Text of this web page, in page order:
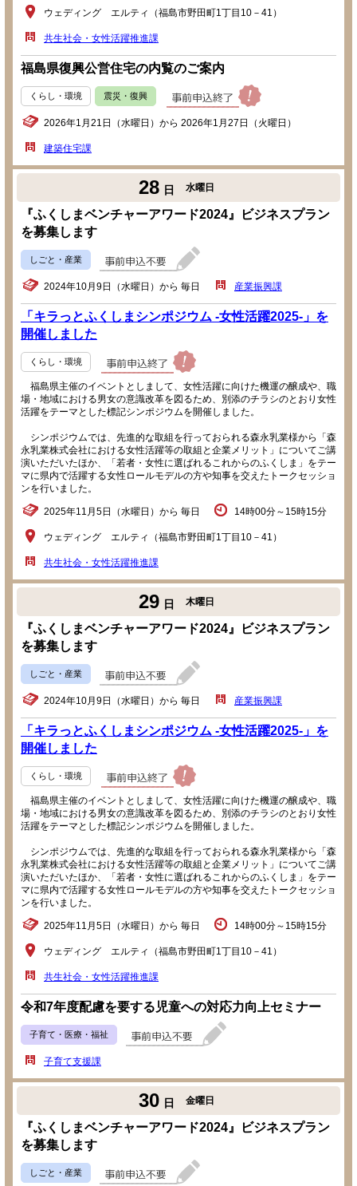
ウェディング エルティ（福島市野田町1丁目10－41）
共生社会・女性活躍推進課
福島県復興公営住宅の内覧のご案内
くらし・環境 震災・復興
2026年1月21日（水曜日）から 2026年1月27日（火曜日）
建築住宅課
28 日 水曜日
『ふくしまベンチャーアワード2024』ビジネスプラン
を募集します
しごと・産業
2024年10月9日（水曜日）から 毎日 産業振興課
「キラっとふくしまシンポジウム -女性活躍2025-」を
開催しました
くらし・環境
福島県主催のイベントとしまして、女性活躍に向けた機運の醸成や、職
場・地域における男女の意識改革を図るため、別添のチラシのとおり女性
活躍をテーマとした標記シンポジウムを開催しました。
シンポジウムでは、先進的な取組を行っておられる森永乳業様から「森
永乳業株式会社における女性活躍等の取組と企業メリット」についてご講
演いただいたほか、「若者・女性に選ばれるこれからのふくしま」をテー
マに県内で活躍する女性ロールモデルの方や知事を交えたトークセッショ
ンを行いました。
2025年11月5日（水曜日）から 毎日 14時00分～15時15分
ウェディング エルティ（福島市野田町1丁目10－41）
共生社会・女性活躍推進課
29 日 木曜日
『ふくしまベンチャーアワード2024』ビジネスプラン
を募集します
しごと・産業
2024年10月9日（水曜日）から 毎日 産業振興課
「キラっとふくしまシンポジウム -女性活躍2025-」を
開催しました
くらし・環境
福島県主催のイベントとしまして、女性活躍に向けた機運の醸成や、職
場・地域における男女の意識改革を図るため、別添のチラシのとおり女性
活躍をテーマとした標記シンポジウムを開催しました。
シンポジウムでは、先進的な取組を行っておられる森永乳業様から「森
永乳業株式会社における女性活躍等の取組と企業メリット」についてご講
演いただいたほか、「若者・女性に選ばれるこれからのふくしま」をテー
マに県内で活躍する女性ロールモデルの方や知事を交えたトークセッショ
ンを行いました。
2025年11月5日（水曜日）から 毎日 14時00分～15時15分
ウェディング エルティ（福島市野田町1丁目10－41）
共生社会・女性活躍推進課
令和7年度配慮を要する児童への対応力向上セミナー
子育て・医療・福祉
子育て支援課
30 日 金曜日
『ふくしまベンチャーアワード2024』ビジネスプラン
を募集します
しごと・産業